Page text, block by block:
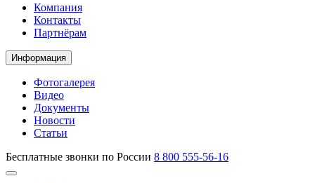
Компания
Контакты
Партнёрам
Информация
Фотогалерея
Видео
Документы
Новости
Статьи
Бесплатные звонки по России 8 800 555-56-16